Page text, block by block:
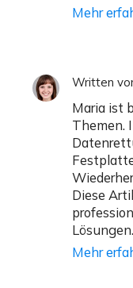
Mehr
Written
Maria ist
Themen.
Diese
Lösungen.
Mehr